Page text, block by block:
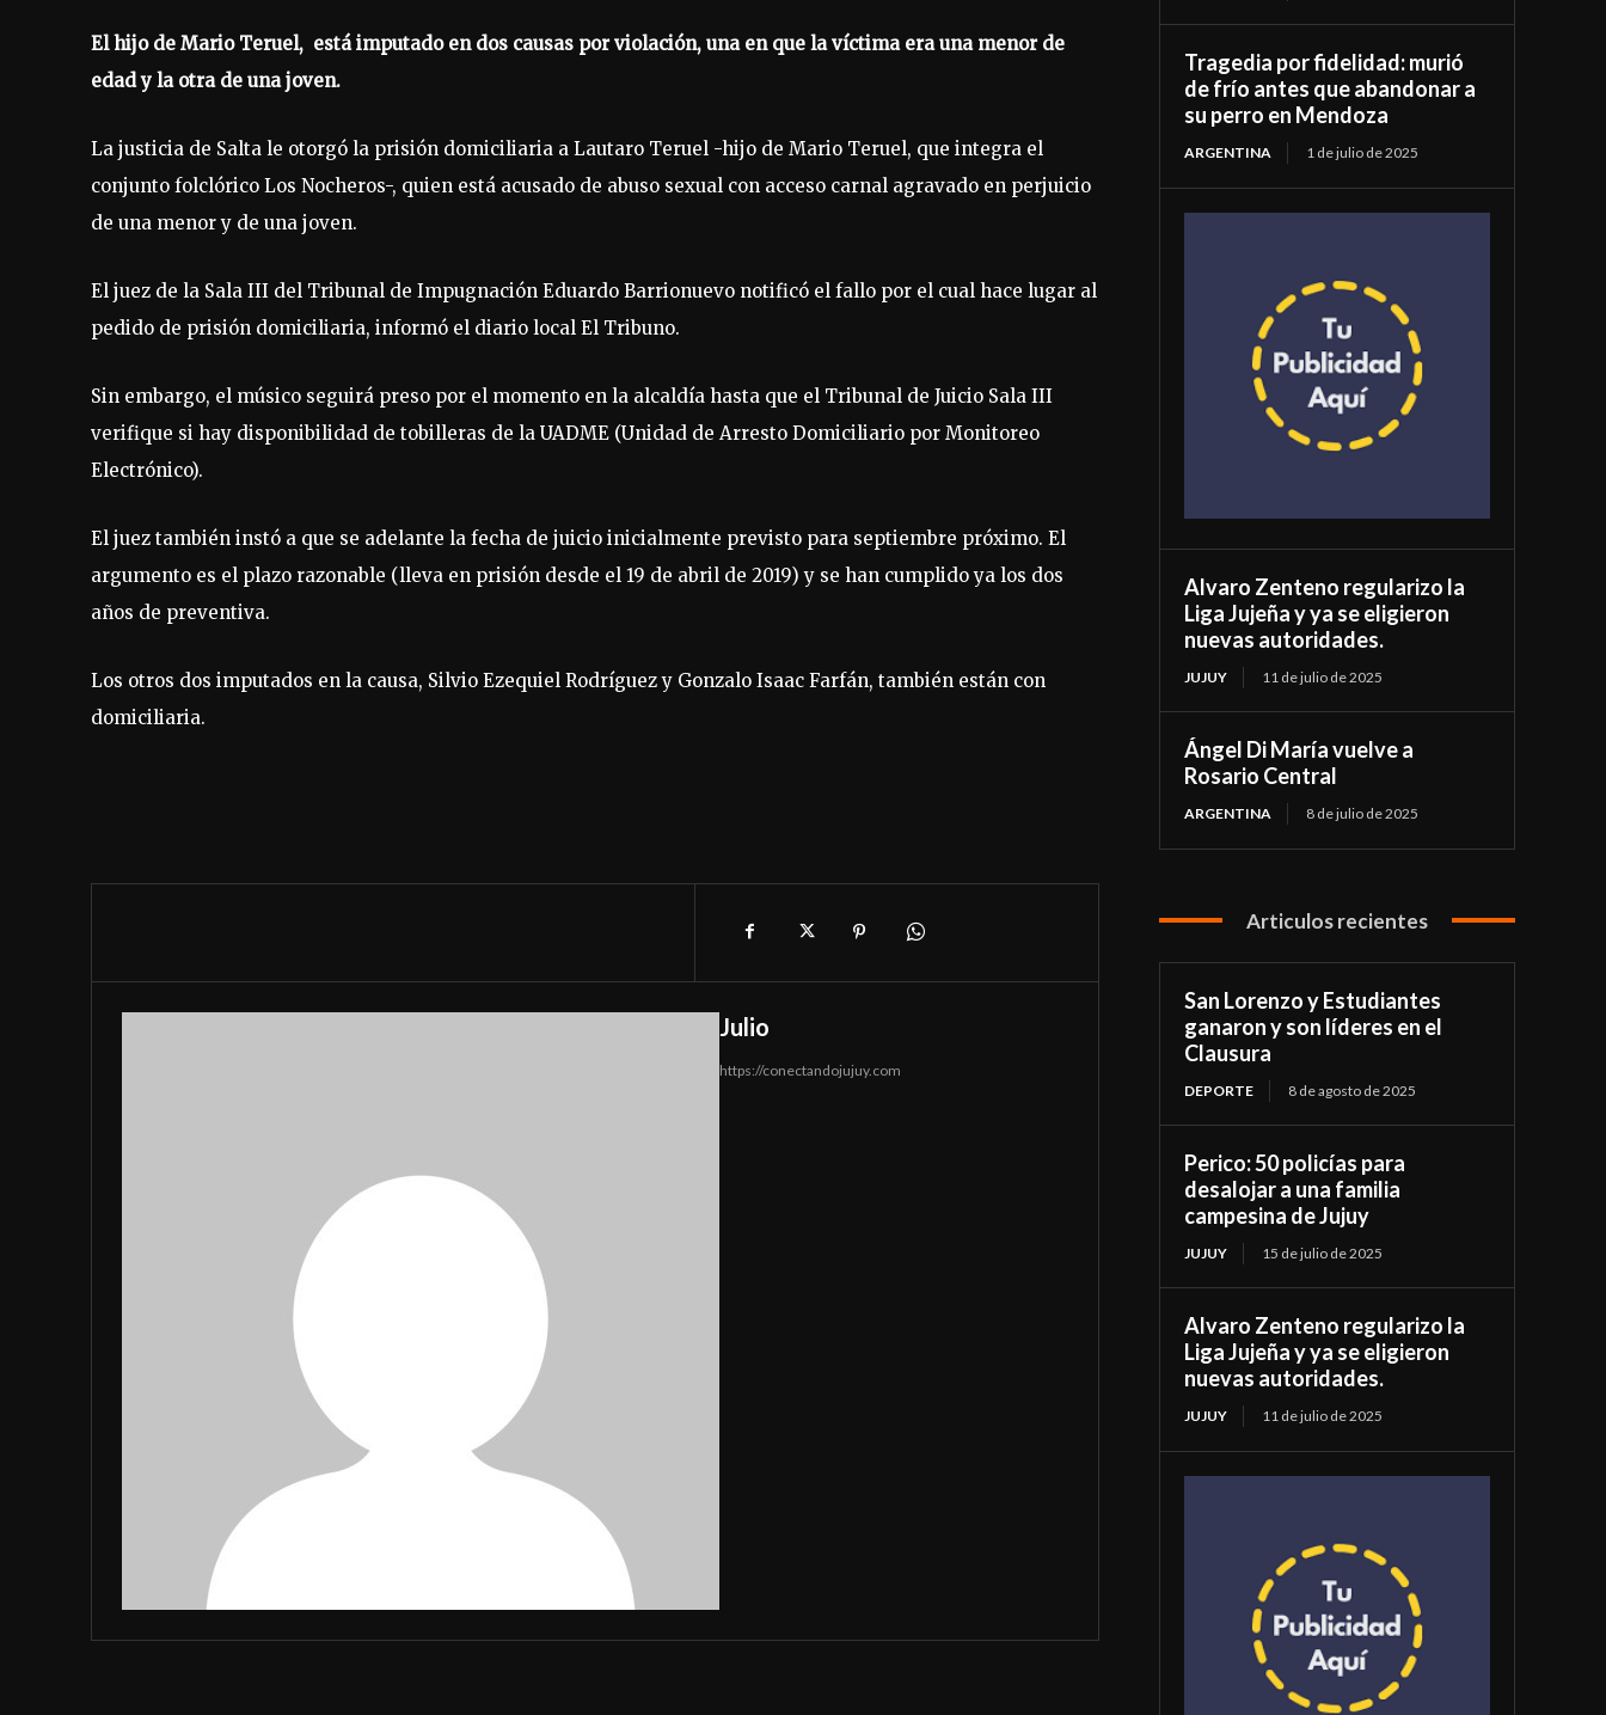
El hijo de Mario Teruel, está imputado en dos causas por violación, una en que la víctima era una menor de
edad y la otra de una joven.
La justicia de Salta le otorgó la prisión domiciliaria a Lautaro Teruel -hijo de Mario Teruel, que integra el
conjunto folclórico Los Nocheros-, quien está acusado de abuso sexual con acceso carnal agravado en perjuicio
de una menor y de una joven.
El juez de la Sala III del Tribunal de Impugnación Eduardo Barrionuevo notificó el fallo por el cual hace lugar al
pedido de prisión domiciliaria, informó el diario local El Tribuno.
Sin embargo, el músico seguirá preso por el momento en la alcaldía hasta que el Tribunal de Juicio Sala III
verifique si hay disponibilidad de tobilleras de la UADME (Unidad de Arresto Domiciliario por Monitoreo
Electrónico).
El juez también instó a que se adelante la fecha de juicio inicialmente previsto para septiembre próximo. El
argumento es el plazo razonable (lleva en prisión desde el 19 de abril de 2019) y se han cumplido ya los dos
años de preventiva.
Los otros dos imputados en la causa, Silvio Ezequiel Rodríguez y Gonzalo Isaac Farfán, también están con
domiciliaria.
Julio
https://conectandojujuy.com
Tragedia por fidelidad: murió
de frío antes que abandonar a
su perro en Mendoza
ARGENTINA 1 de julio de 2025
Alvaro Zenteno regularizo la
Liga Jujeña y ya se eligieron
nuevas autoridades.
JUJUY 11 de julio de 2025
Ángel Di María vuelve a
Rosario Central
ARGENTINA 8 de julio de 2025
Articulos recientes
San Lorenzo y Estudiantes
ganaron y son líderes en el
Clausura
DEPORTE 8 de agosto de 2025
Perico: 50 policías para
desalojar a una familia
campesina de Jujuy
JUJUY 15 de julio de 2025
Alvaro Zenteno regularizo la
Liga Jujeña y ya se eligieron
nuevas autoridades.
JUJUY 11 de julio de 2025